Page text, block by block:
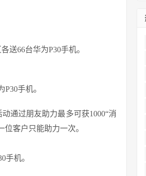
送66台华为P30手机。
手机。
通过朋友助力最多可获1000“消
客户只能助力一次。
手机。